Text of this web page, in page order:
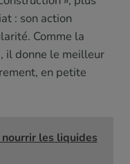
: son action
Comme la
il donne le meilleur
en petite
les liquides